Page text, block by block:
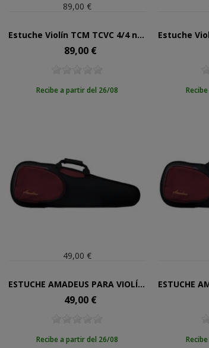
89,00 €
Estuche Violín TCM TCVC 4/4 negro texturizado
Precio
89,00 €
Recibe a partir del 26/08
49,00 €
ESTUCHE AMADEUS PARA VIOLÍN DE 1/2
Precio
49,00 €
Recibe a partir del 26/08